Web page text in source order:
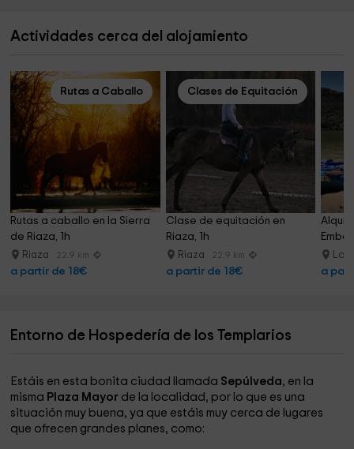
Actividades cerca del alojamiento
Rutas a Caballo
Rutas a caballo en la Sierra
de Riaza, 1h
Riaza 22.9 km
a partir de 18€
Clases de Equitación
Clase de equitación en
Riaza, 1h
Riaza 22.9 km
a partir de 18€
horaLos
a
Entorno de Hospedería de los Templarios
Estáis en esta bonita ciudad llamada Sepúlveda, en la
misma Plaza Mayor de la localidad, por lo que es una
situación muy buena, ya que estáis muy cerca de lugares
que ofrecen grandes planes, como: